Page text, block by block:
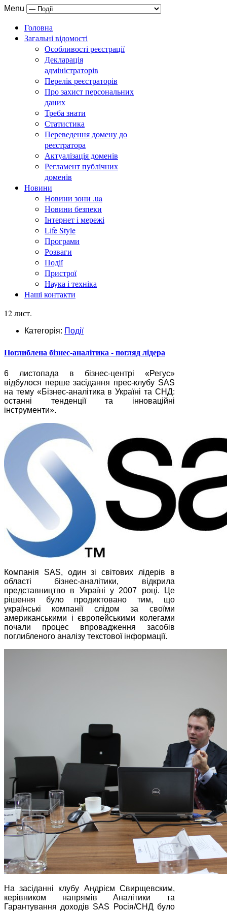
Menu
Головна
Загальні відомості
Особливості реєстрації
Декларація
адміністраторів
Перелік реєстраторів
Про захист персональних
даних
Треба знати
Статистика
Переведення домену до
реєстратора
Актуалізація доменів
Регламент публічних
доменів
Новини
Новини зони .ua
Новини безпеки
Інтернет і мережі
Life Style
Програми
Розваги
Події
Пристрої
Наука і техніка
Наші контакти
12 лист.
Категорія: Події
Поглиблена бізнес-аналітика - погляд лідера
6 листопада в бізнес-центрі «Регус»
відбулося перше засідання прес-клубу SAS
на тему «Бізнес-аналітика в Україні та СНД:
останні тенденції та інноваційні
інструменти».
Компанія SAS, один зі світових лідерів в
області бізнес-аналітики, відкрила
представництво в Україні у 2007 році. Це
рішення було продиктовано тим, що
українські компанії слідом за своїми
американськими і європейськими колегами
почали процес впровадження засобів
поглибленого аналізу текстової інформації.
На засіданні клубу Андрієм Свирщевским,
керівником напрямів Аналітики та
Гарантування доходів SAS Росія/СНД було